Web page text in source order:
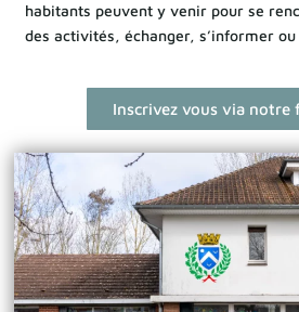
habitants peuvent y venir pour se
des activités, échanger, s’informer
Inscrivez vous via notre